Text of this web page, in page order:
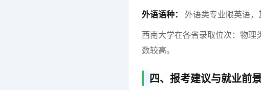
外语语种：
外语类专业限英语，
西南大学在各省录取位次：物
数较高。
四、报考建议与就业前